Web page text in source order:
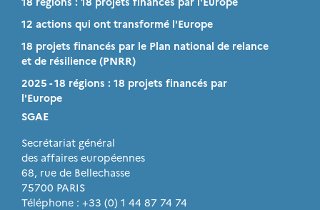
12 actions qui ont transformé l'Europe
18 projets financés par le Plan national de relance
et de résilience (PNRR)
2025 - 18 régions : 18 projets financés par
l'Europe
SGAE
Secrétariat général
des affaires européennes
68, rue de Bellechasse
75700 PARIS
Téléphone : +33 (0) 1 44 87 74 74